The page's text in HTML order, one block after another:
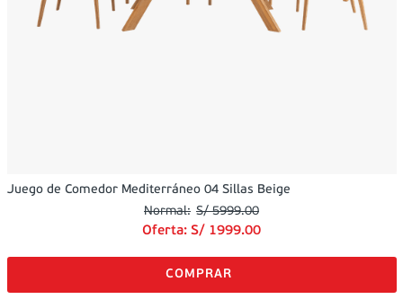
Juego de Comedor Mediterráneo 04 Sillas Beige
S/ 5999.00
Oferta: S/ 1999.00